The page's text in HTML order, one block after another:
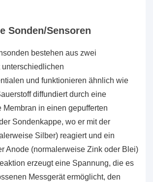
Sonden/Sensoren
bestehen aus zwei
unterschiedlichen
und funktionieren ähnlich wie
diffundiert durch eine
Membran in einen gepufferten
Sondenkappe, wo er mit der
Silber) reagiert und ein
Anode (normalerweise Zink oder Blei)
erzeugt eine Spannung, die es
Messgerät ermöglicht, den